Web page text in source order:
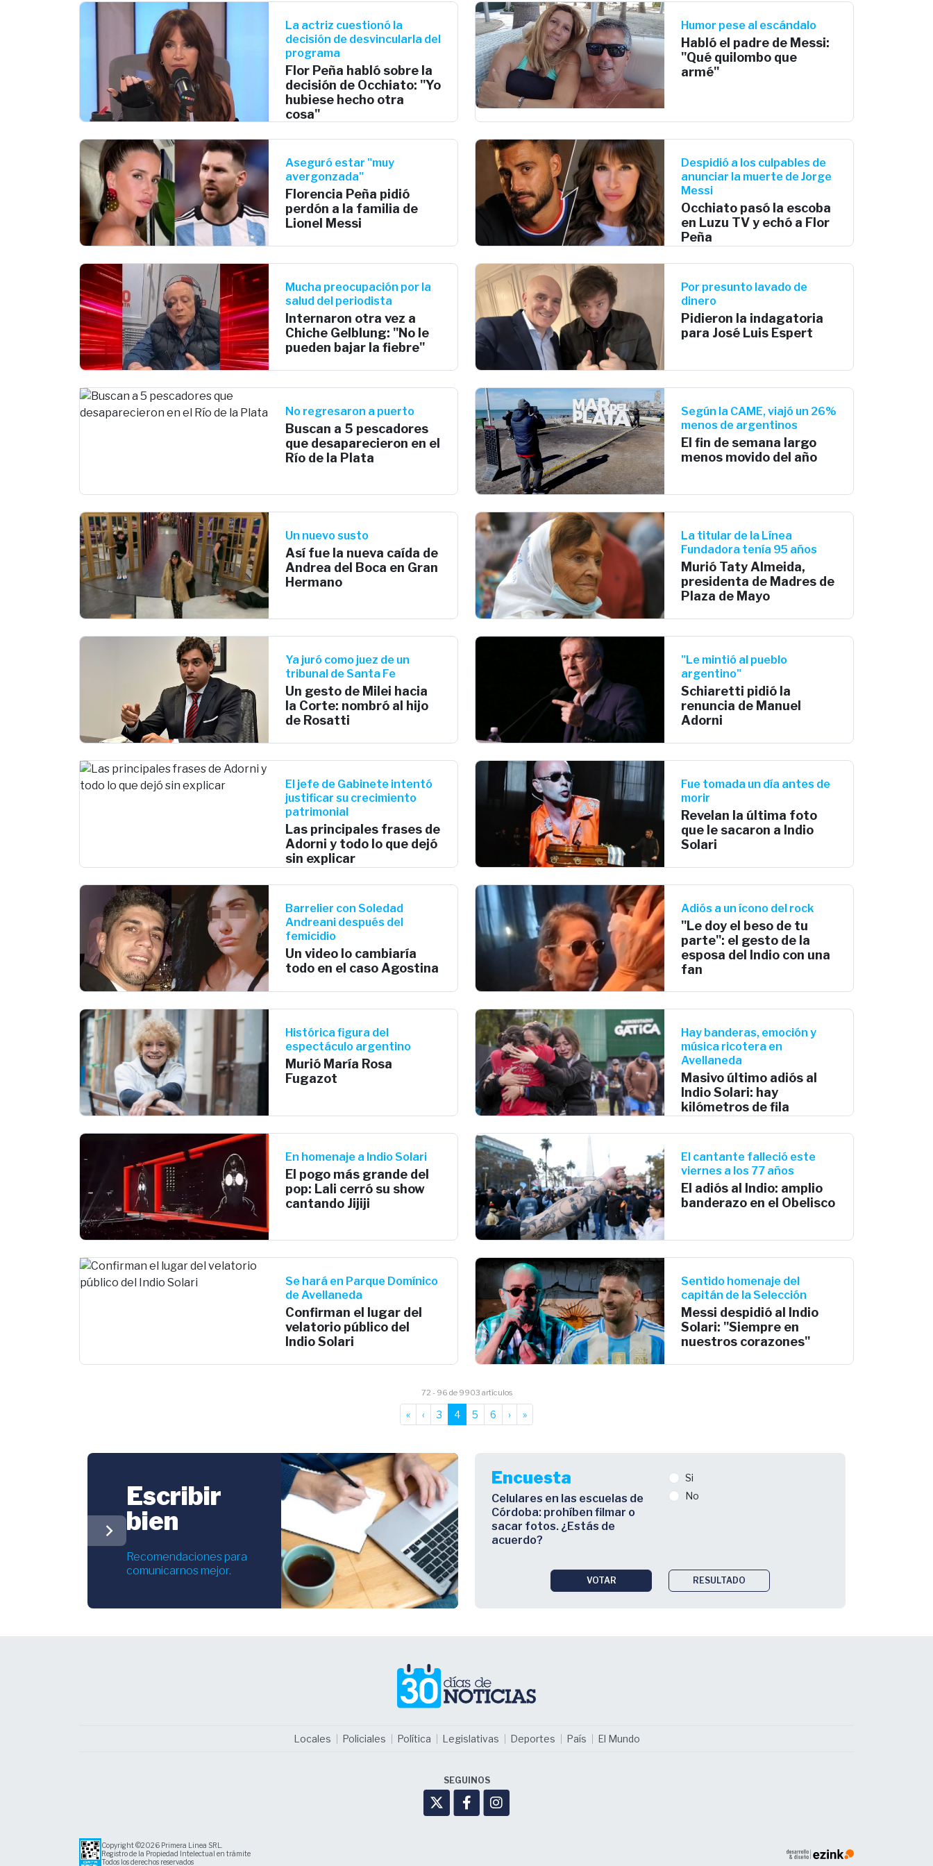
La actriz cuestionó la
decisión de desvincularla del
programa
Flor Peña habló sobre la
decisión de Occhiato: "Yo
hubiese hecho otra
cosa"
Humor pese al escándalo
Habló el padre de Messi:
"Qué quilombo que
armé"
Aseguró estar "muy
avergonzada"
Florencia Peña pidió
perdón a la familia de
Lionel Messi
Despidió a los culpables de
anunciar la muerte de Jorge
Messi
Occhiato pasó la escoba
en Luzu TV y echó a Flor
Peña
Mucha preocupación por la
salud del periodista
Internaron otra vez a
Chiche Gelblung: "No le
pueden bajar la fiebre"
Por presunto lavado de
dinero
Pidieron la indagatoria
para José Luis Espert
No regresaron a puerto
Buscan a 5 pescadores
que desaparecieron en el
Río de la Plata
Según la CAME, viajó un 26%
menos de argentinos
El fin de semana largo
menos movido del año
Un nuevo susto
Así fue la nueva caída de
Andrea del Boca en Gran
Hermano
La titular de la Línea
Fundadora tenía 95 años
Murió Taty Almeida,
presidenta de Madres de
Plaza de Mayo
Ya juró como juez de un
tribunal de Santa Fe
Un gesto de Milei hacia
la Corte: nombró al hijo
de Rosatti
"Le mintió al pueblo
argentino"
Schiaretti pidió la
renuncia de Manuel
Adorni
El jefe de Gabinete intentó
justificar su crecimiento
patrimonial
Las principales frases de
Adorni y todo lo que dejó
sin explicar
Fue tomada un día antes de
morir
Revelan la última foto
que le sacaron a Indio
Solari
Barrelier con Soledad
Andreani después del
femicidio
Un video lo cambiaría
todo en el caso Agostina
Adiós a un ícono del rock
"Le doy el beso de tu
parte": el gesto de la
esposa del Indio con una
fan
Histórica figura del
espectáculo argentino
Murió María Rosa
Fugazot
Hay banderas, emoción y
música ricotera en
Avellaneda
Masivo último adiós al
Indio Solari: hay
kilómetros de fila
En homenaje a Indio Solari
El pogo más grande del
pop: Lali cerró su show
cantando Jijiji
El cantante falleció este
viernes a los 77 años
El adiós al Indio: amplio
banderazo en el Obelisco
Se hará en Parque Domínico
de Avellaneda
Confirman el lugar del
velatorio público del
Indio Solari
Sentido homenaje del
capitán de la Selección
Messi despidió al Indio
Solari: "Siempre en
nuestros corazones"
72 - 96 de 9903 artículos
« ‹ 3 4 5 6 › »
chevron_right
Escribir
bien
Recomendaciones para
comunicarnos mejor.
Encuesta
Celulares en las escuelas de
Córdoba: prohíben filmar o
sacar fotos. ¿Estás de
acuerdo?
Si
No
VOTAR RESULTADO
Locales Policiales Política Legislativas Deportes País El Mundo
SEGUINOS
Copyright ©2026 Primera Linea SRL.
Registro de la Propiedad Intelectual en trámite
Todos los derechos reservados